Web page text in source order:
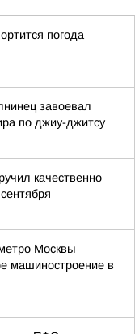
погода
завоевал
по джиу-джитсу
качественно
Москвы
машиностроение в